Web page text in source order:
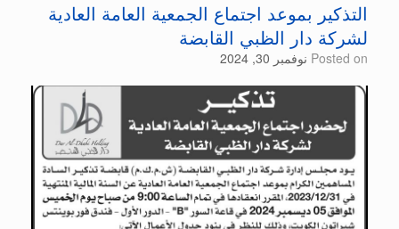
التذكير بموعد اجتماع الجمعية العامة العادية
لشركة دار الظبي القابضة
Posted on نوفمبر 30, 2024